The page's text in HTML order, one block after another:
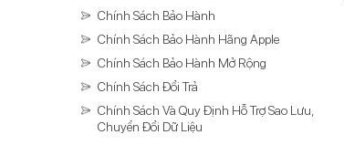
Chính Sách Bảo Hành
Chính Sách Bảo Hành Hãng Apple
Chính Sách Bảo Hành Mở Rộng
Chính Sách Đổi Trả
Chính Sách Và Quy Định Hỗ Trợ Sao Lưu,
Chuyển Đổi Dữ Liệu